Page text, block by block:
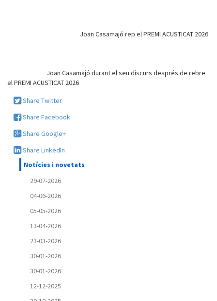
Joan Casamajó rep el PREMI ACUSTICAT 2026
Joan Casamajó durant el seu discurs després de rebre
el PREMI ACUSTICAT 2026
Share Twitter
Share Facebook
Share Google+
Share LinkedIn
Notícies i novetats
29-07-2026
04-06-2026
05-05-2026
13-04-2026
23-03-2026
30-01-2026
30-01-2026
12-12-2025